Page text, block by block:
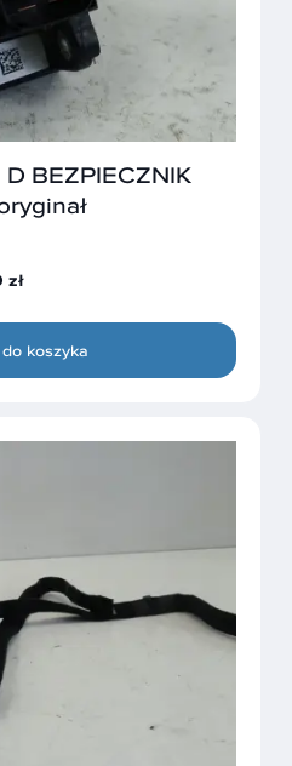
BEZPIECZNIK
zł
koszyka